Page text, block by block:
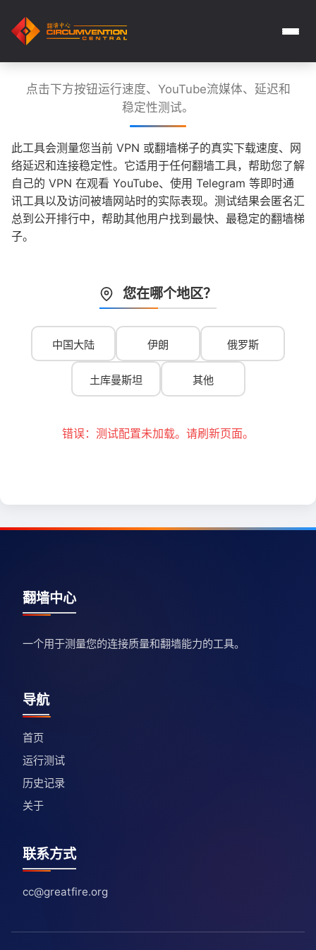
点击下方按钮运行速度、YouTube流媒体、延迟和
稳定性测试。
此工具会测量您当前 VPN 或翻墙梯子的真实下载速度、网
络延迟和连接稳定性。它适用于任何翻墙工具，帮助您了解
自己的 VPN 在观看 YouTube、使用 Telegram 等即时通
讯工具以及访问被墙网站时的实际表现。测试结果会匿名汇
总到公开排行中，帮助其他用户找到最快、最稳定的翻墙梯
子。
您在哪个地区？
中国大陆 伊朗 俄罗斯
土库曼斯坦 其他
错误：测试配置未加载。请刷新页面。
翻墙中心
一个用于测量您的连接质量和翻墙能力的工具。
导航
首页
运行测试
历史记录
关于
联系方式
cc@greatfire.org